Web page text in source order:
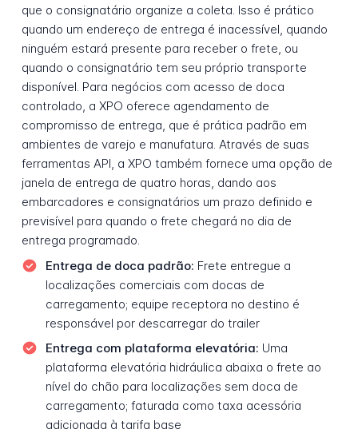
que o consignatário organize a coleta. Isso é prático
quando um endereço de entrega é inacessível, quando
ninguém estará presente para receber o frete, ou
quando o consignatário tem seu próprio transporte
disponível. Para negócios com acesso de doca
controlado, a XPO oferece agendamento de
compromisso de entrega, que é prática padrão em
ambientes de varejo e manufatura. Através de suas
ferramentas API, a XPO também fornece uma opção de
janela de entrega de quatro horas, dando aos
embarcadores e consignatários um prazo definido e
previsível para quando o frete chegará no dia de
entrega programado.
Entrega de doca padrão: Frete entregue a
localizações comerciais com docas de
carregamento; equipe receptora no destino é
responsável por descarregar do trailer
Entrega com plataforma elevatória: Uma
plataforma elevatória hidráulica abaixa o frete ao
nível do chão para localizações sem doca de
carregamento; faturada como taxa acessória
adicionada à tarifa base